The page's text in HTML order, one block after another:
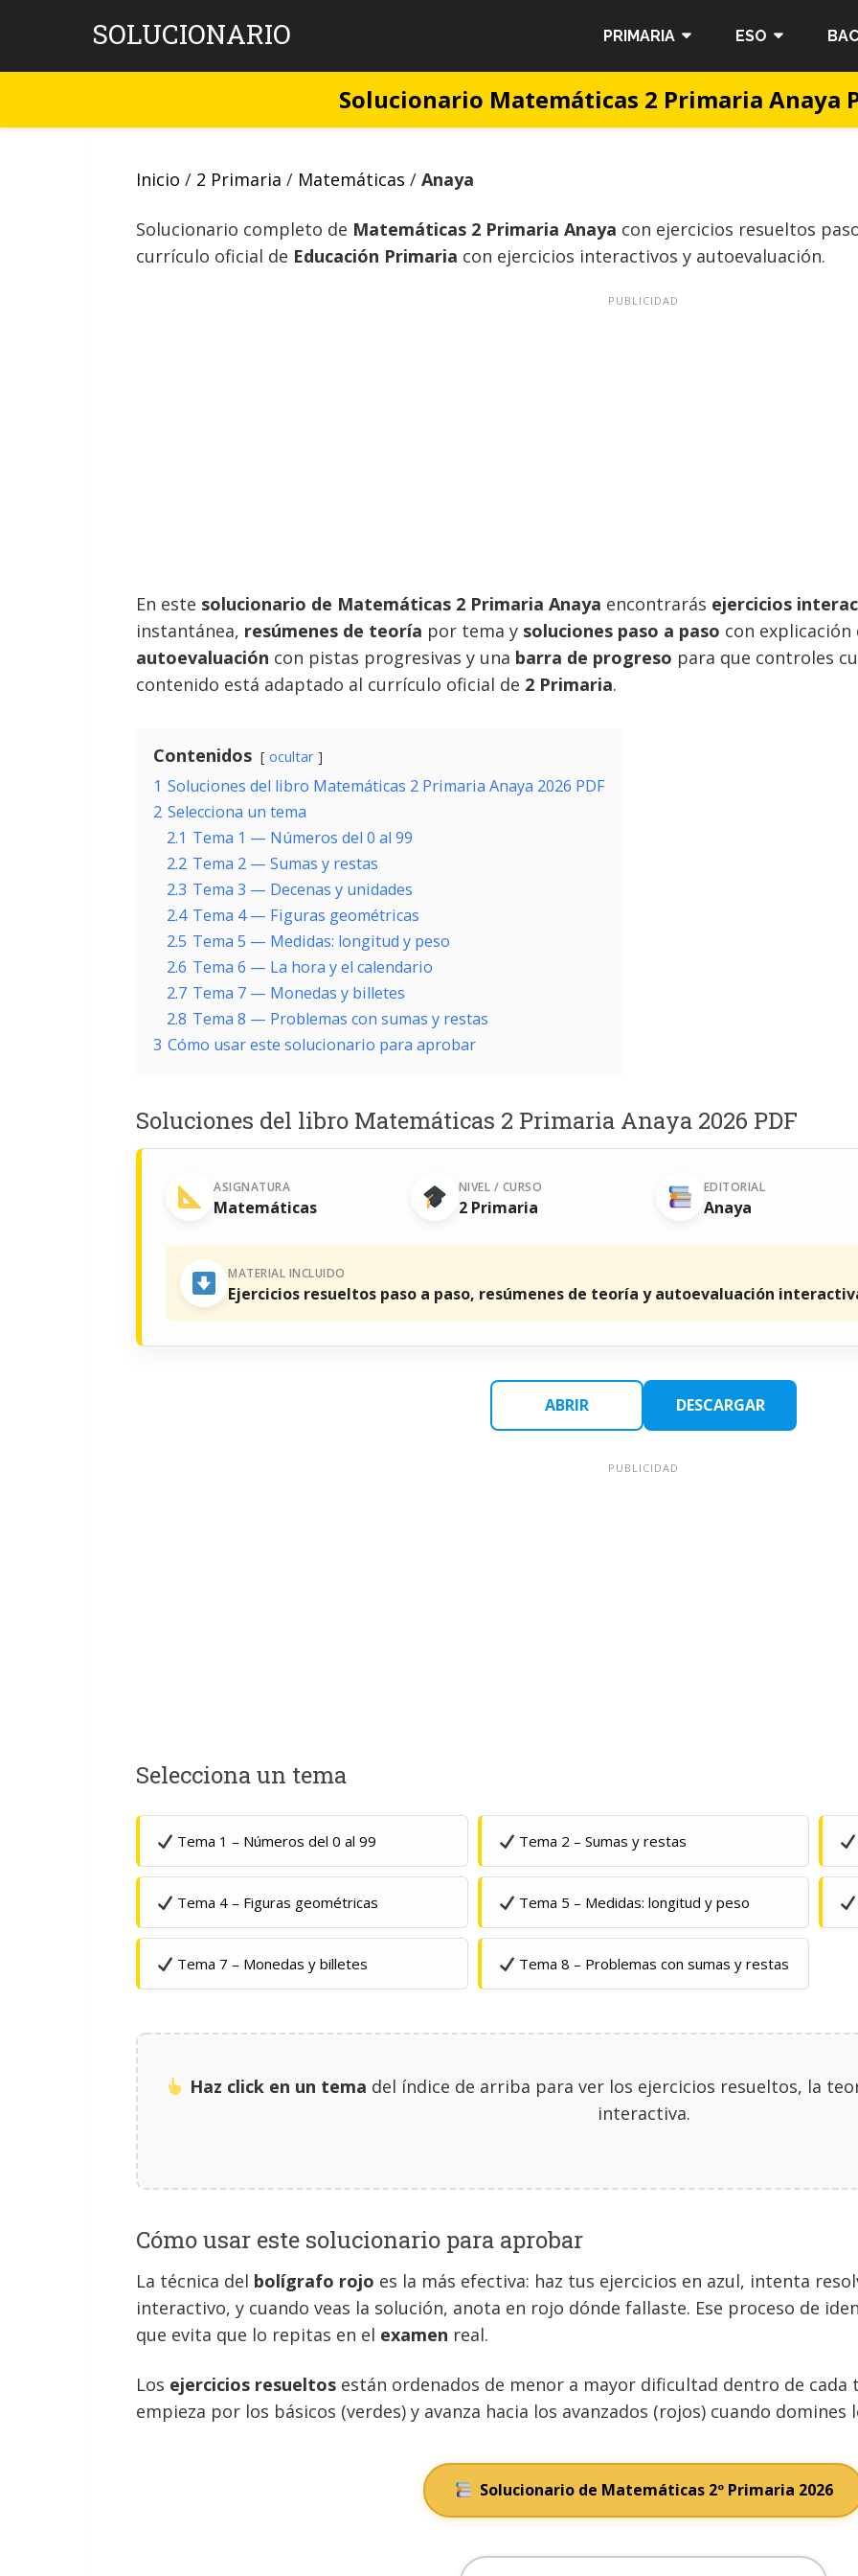
content
SOLUCIONARIO PRIMARIA ESO
Solucionario Matemáticas 2 Primaria Anaya
Inicio / 2 Primaria / Matemáticas / Anaya
Solucionario completo de Matemáticas 2 Primaria Anaya con ejercicios resueltos
currículo oficial de Educación Primaria con ejercicios interactivos y autoevaluación.
En este solucionario de Matemáticas 2 Primaria Anaya encontrarás ejercicios
instantánea, resúmenes de teoría por tema y soluciones paso a paso con explicación
autoevaluación con pistas progresivas y una barra de progreso para que controles
contenido está adaptado al currículo oficial de 2 Primaria.
Contenidos ocultar
1 Soluciones del libro Matemáticas 2 Primaria Anaya 2026 PDF
2 Selecciona un tema
2.1 Tema 1 — Números del 0 al 99
2.2 Tema 2 — Sumas y restas
2.3 Tema 3 — Decenas y unidades
2.4 Tema 4 — Figuras geométricas
2.5 Tema 5 — Medidas: longitud y peso
2.6 Tema 6 — La hora y el calendario
2.7 Tema 7 — Monedas y billetes
2.8 Tema 8 — Problemas con sumas y restas
3 Cómo usar este solucionario para aprobar
Soluciones del libro Matemáticas 2 Primaria Anaya 2026 PDF
ASIGNATURA
Matemáticas
NIVEL / CURSO
2 Primaria
EDITORIAL
Anaya
MATERIAL INCLUIDO
Ejercicios resueltos paso a paso, resúmenes de teoría y autoevaluación
ABRIR DESCARGAR
Selecciona un tema
Tema 1 – Números del 0 al 99 Tema 2 – Sumas y restas
Tema 4 – Figuras geométricas Tema 5 – Medidas: longitud y peso
Tema 7 – Monedas y billetes Tema 8 – Problemas con sumas y restas
Haz click en un tema del índice de arriba para ver los ejercicios resueltos, la
interactiva.
Cómo usar este solucionario para aprobar
La técnica del bolígrafo rojo es la más efectiva: haz tus ejercicios en azul, intenta
interactivo, y cuando veas la solución, anota en rojo dónde fallaste. Ese proceso de
que evita que lo repitas en el examen real.
Los ejercicios resueltos están ordenados de menor a mayor dificultad dentro de cada
empieza por los básicos (verdes) y avanza hacia los avanzados (rojos) cuando domines
Solucionario de Matemáticas 2º Primaria 2026